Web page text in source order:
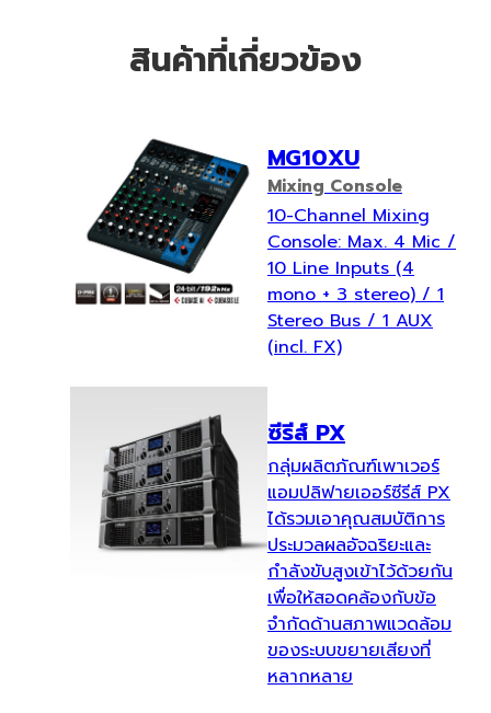
สินค้าที่เกี่ยวข้อง
MG10XU
Mixing Console
10-Channel Mixing
Console: Max. 4 Mic /
10 Line Inputs (4
mono + 3 stereo) / 1
Stereo Bus / 1 AUX
(incl. FX)
ซีรีส์ PX
กลุ่มผลิตภัณฑ์เพาเวอร์
แอมปลิฟายเออร์ซีรีส์ PX
ได้รวมเอาคุณสมบัติการ
ประมวลผลอัจฉริยะและ
กำลังขับสูงเข้าไว้ด้วยกัน
เพื่อให้สอดคล้องกับข้อ
จำกัดด้านสภาพแวดล้อม
ของระบบขยายเสียงที่
หลากหลาย